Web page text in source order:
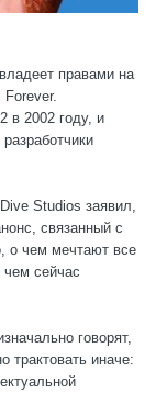
правами на
в 2002 году, и
Studios заявил,
связанный с
о чем мечтают все
чем сейчас
говорят,
трактовать иначе: